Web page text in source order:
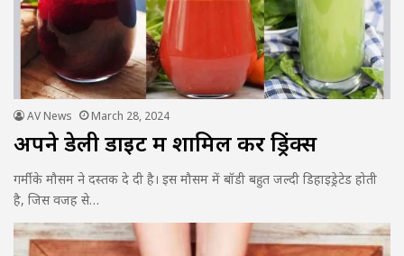
AV News March 28, 2024
अपने डेली डाइट में शामिल करें ड्रिंक्स
गर्मी के मौसम ने दस्तक दे दी है। इस मौसम में बॉडी बहुत जल्दी डिहाइड्रेटेड होती
है, जिस वजह से…